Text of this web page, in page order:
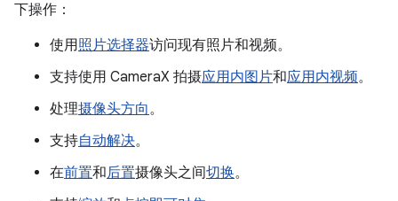
下操作：
使用照片选择器访问现有照片和视频。
支持使用 CameraX 拍摄应用内图片和应用内视频。
处理摄像头方向。
支持自动解决。
在前置和后置摄像头之间切换。